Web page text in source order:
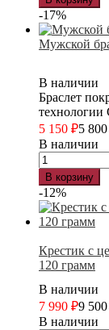
-17%
Мужской
В наличии
Браслет
технологии
5 150 ₽5 800
В наличии
В корзину
-12%
Крестик с
120 грамм
В наличии
7 990 ₽9 500
В наличии